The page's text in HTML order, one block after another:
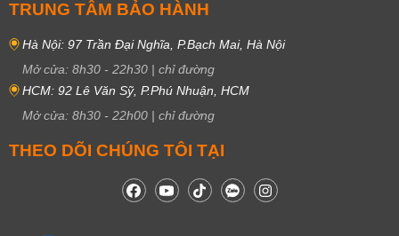
TRUNG TÂM BẢO HÀNH
Hà Nội: 97 Trần Đại Nghĩa, P.Bạch Mai, Hà Nội
Mở cửa: 8h30 - 22h30 | chỉ đường
HCM: 92 Lê Văn Sỹ, P.Phú Nhuận, HCM
Mở cửa: 8h30 - 22h00 | chỉ đường
THEO DÕI CHÚNG TÔI TẠI